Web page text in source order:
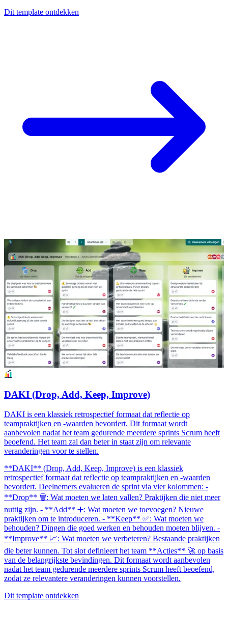
Dit template ontdekken
DAKI (Drop, Add, Keep, Improve)
DAKI is een klassiek retrospectief formaat dat reflectie op
teampraktijken en -waarden bevordert. Dit formaat wordt
aanbevolen nadat het team gedurende meerdere sprints Scrum heeft
beoefend. Het team zal dan beter in staat zijn om relevante
veranderingen voor te stellen.
**DAKI** (Drop, Add, Keep, Improve) is een klassiek
retrospectief formaat dat reflectie op teampraktijken en -waarden
bevordert. Deelnemers evalueren de sprint via vier kolommen: -
**Drop** 🗑️: Wat moeten we laten vallen? Praktijken die niet meer
nuttig zijn. - **Add** ➕: Wat moeten we toevoegen? Nieuwe
praktijken om te introduceren. - **Keep** ✅: Wat moeten we
behouden? Dingen die goed werken en behouden moeten blijven. -
**Improve** 📈: Wat moeten we verbeteren? Bestaande praktijken
die beter kunnen. Tot slot definieert het team **Acties** 🚀 op basis
van de belangrijkste bevindingen. Dit formaat wordt aanbevolen
nadat het team gedurende meerdere sprints Scrum heeft beoefend,
zodat ze relevantere veranderingen kunnen voorstellen.
Dit template ontdekken